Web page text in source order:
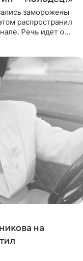
заморожены
распространил
Речь идет о
на